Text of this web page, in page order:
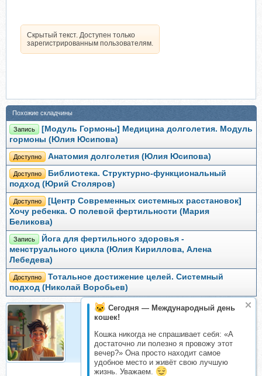
Сегодня — Международный день
кошек!
Кошка никогда не спрашивает себя: «А
достаточно ли полезно я провожу этот
вечер?» Она просто находит самое
удобное место и живёт свою лучшую
жизнь. Уважаем.
Скрытый текст. Доступен только
зарегистрированным пользователям.
Похожие складчины
Запись
[Модуль Гормоны] Медицина долголетия. Модуль
гормоны (Юлия Юсипова)
Доступно Анатомия долголетия (Юлия Юсипова)
Доступно
Библиотека. Структурно-функциональный
подход (Юрий Столяров)
Доступно
[Центр Современных системных расстановок]
Хочу ребенка. О полевой фертильности (Мария
Беликова)
Запись
Йога для фертильного здоровья -
менструального цикла (Юлия Кириллова, Алена
Лебедева)
Доступно
Тотальное достижение целей. Системный
подход (Николай Воробьев)
Организатор складчин